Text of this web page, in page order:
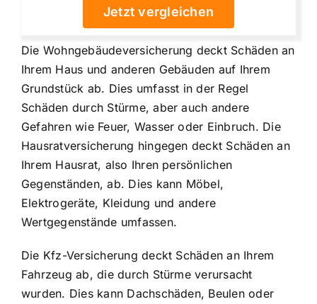
Jetzt vergleichen
Die Wohngebäudeversicherung deckt Schäden an
Ihrem Haus und anderen Gebäuden auf Ihrem
Grundstück ab. Dies umfasst in der Regel
Schäden durch Stürme, aber auch andere
Gefahren wie Feuer, Wasser oder Einbruch. Die
Hausratversicherung hingegen deckt Schäden an
Ihrem Hausrat, also Ihren persönlichen
Gegenständen, ab. Dies kann Möbel,
Elektrogeräte, Kleidung und andere
Wertgegenstände umfassen.
Die Kfz-Versicherung deckt Schäden an Ihrem
Fahrzeug ab, die durch Stürme verursacht
wurden. Dies kann Dachschäden, Beulen oder